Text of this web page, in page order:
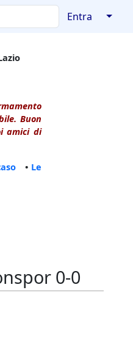
Entra ↓
Buon
amici di
• Le
0-0